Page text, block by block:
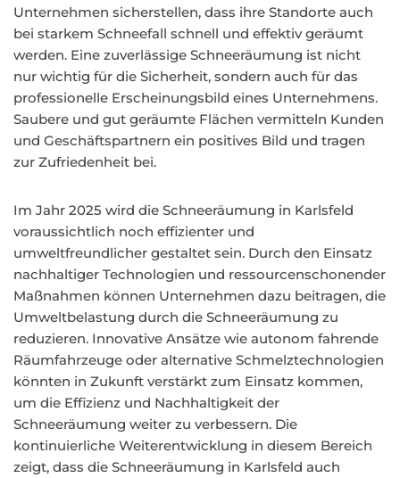
Unternehmen sicherstellen, dass ihre Standorte auch
bei starkem Schneefall schnell und effektiv geräumt
werden. Eine zuverlässige Schneeräumung ist nicht
nur wichtig für die Sicherheit, sondern auch für das
professionelle Erscheinungsbild eines Unternehmens.
Saubere und gut geräumte Flächen vermitteln Kunden
und Geschäftspartnern ein positives Bild und tragen
zur Zufriedenheit bei.
Im Jahr 2025 wird die Schneeräumung in Karlsfeld
voraussichtlich noch effizienter und
umweltfreundlicher gestaltet sein. Durch den Einsatz
nachhaltiger Technologien und ressourcenschonender
Maßnahmen können Unternehmen dazu beitragen, die
Umweltbelastung durch die Schneeräumung zu
reduzieren. Innovative Ansätze wie autonom fahrende
Räumfahrzeuge oder alternative Schmelztechnologien
könnten in Zukunft verstärkt zum Einsatz kommen,
um die Effizienz und Nachhaltigkeit der
Schneeräumung weiter zu verbessern. Die
kontinuierliche Weiterentwicklung in diesem Bereich
zeigt, dass die Schneeräumung in Karlsfeld auch